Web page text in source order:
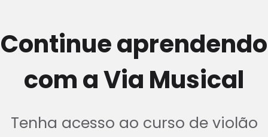
Continue aprendendo
com a Via Musical
Tenha acesso ao curso de violão